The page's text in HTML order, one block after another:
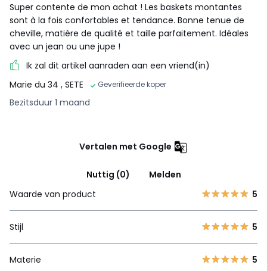
Super contente de mon achat ! Les baskets montantes
sont à la fois confortables et tendance. Bonne tenue de
cheville, matière de qualité et taille parfaitement. Idéales
avec un jean ou une jupe !
Ik zal dit artikel aanraden aan een vriend(in)
Marie du 34 , SETE Geverifieerde koper
Bezitsduur 1 maand
Vertalen met Google
Nuttig (0)
Melden
Waarde van product
5
Stijl 5
Materie 5